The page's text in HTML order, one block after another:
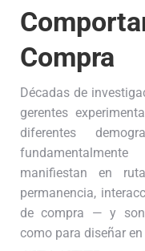
Compra
Décadas de
gerentes
diferentes
manifiestan en
permanencia,
de compra — y son
como para diseñar